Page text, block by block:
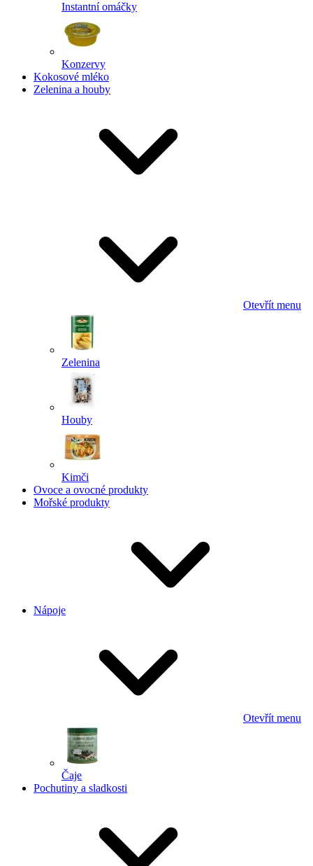
Instantní omáčky
Konzervy
Kokosové mléko
Zelenina a houby
Otevřít menu
Zelenina
Houby
Kimči
Ovoce a ovocné produkty
Mořské produkty
Nápoje
Otevřít menu
Čaje
Pochutiny a sladkosti